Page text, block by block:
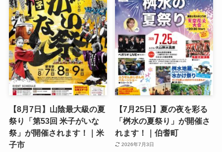
【8月7日】山陰最大級の夏
祭り「第53回 米子がいな
祭」が開催されます！｜米
子市
【7月25日】夏の夜を彩る
「桝水の夏祭り」が開催さ
れます！｜伯耆町
2026年7月3日